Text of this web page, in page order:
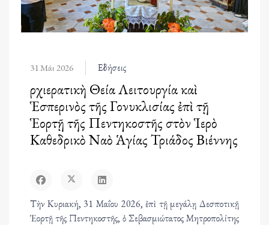
31 Μάι 2026 Εἰδήσεις
Ἀρχιερατικὴ Θεία Λειτουργία καὶ
Ἑσπερινὸς τῆς Γονυκλισίας ἐπὶ τῇ
Ἑορτῇ τῆς Πεντηκοστῆς στὸν Ἱερὸ
Καθεδρικὸ Ναὸ Ἁγίας Τριάδος Βιέννης
Τὴν Κυριακή, 31 Μαΐου 2026, ἐπὶ τῇ μεγάλῃ Δεσποτικῇ
Ἑορτῇ τῆς Πεντηκοστῆς, ὁ Σεβασμιώτατος Μητροπολίτης